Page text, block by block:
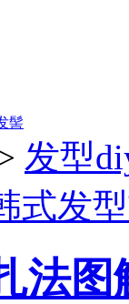
髻
发型
式发
法